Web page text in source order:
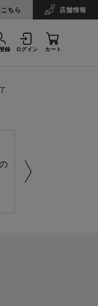
ちら 店舗情報
録 ログイン カート